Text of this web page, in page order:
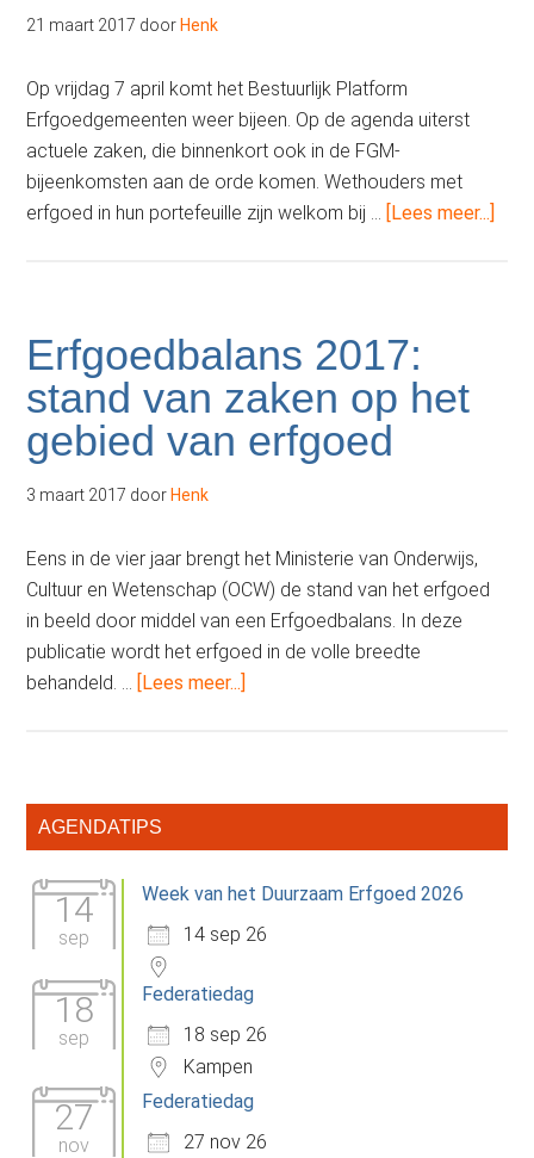
21 maart 2017 door Henk
Op vrijdag 7 april komt het Bestuurlijk Platform
Erfgoedgemeenten weer bijeen. Op de agenda uiterst
actuele zaken, die binnenkort ook in de FGM-
bijeenkomsten aan de orde komen. Wethouders met
erfgoed in hun portefeuille zijn welkom bij … [Lees meer...]
Erfgoedbalans 2017:
stand van zaken op het
gebied van erfgoed
3 maart 2017 door Henk
Eens in de vier jaar brengt het Ministerie van Onderwijs,
Cultuur en Wetenschap (OCW) de stand van het erfgoed
in beeld door middel van een Erfgoedbalans. In deze
publicatie wordt het erfgoed in de volle breedte
behandeld. … [Lees meer...]
zaken
gebied
van
Primaire
AGENDATIPS
14
sep
Week van het Duurzaam Erfgoed 2026
14 sep 26
18
sep
Federatiedag
18 sep 26
Kampen
27
nov
Federatiedag
27 nov 26